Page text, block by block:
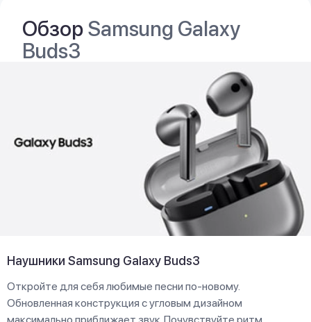
ОбзорSamsung Galaxy
Buds3
Наушники Samsung Galaxy Buds3
Откройте для себя любимые песни по-новому.
Обновленная конструкция с угловым дизайном
максимально приближает звук. Почувствуйте ритм